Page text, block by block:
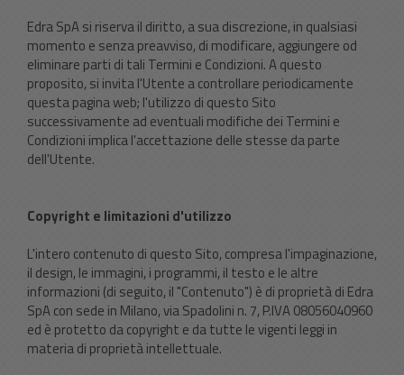
Edra SpA si riserva il diritto, a sua discrezione, in qualsiasi
momento e senza preavviso, di modificare, aggiungere od
eliminare parti di tali Termini e Condizioni. A questo
proposito, si invita l'Utente a controllare periodicamente
questa pagina web; l'utilizzo di questo Sito
successivamente ad eventuali modifiche dei Termini e
Condizioni implica l'accettazione delle stesse da parte
dell'Utente.
Copyright e limitazioni d'utilizzo
L'intero contenuto di questo Sito, compresa l'impaginazione,
il design, le immagini, i programmi, il testo e le altre
informazioni (di seguito, il "Contenuto") è di proprietà di Edra
SpA con sede in Milano, via Spadolini n. 7, P.IVA 08056040960
ed è protetto da copyright e da tutte le vigenti leggi in
materia di proprietà intellettuale.